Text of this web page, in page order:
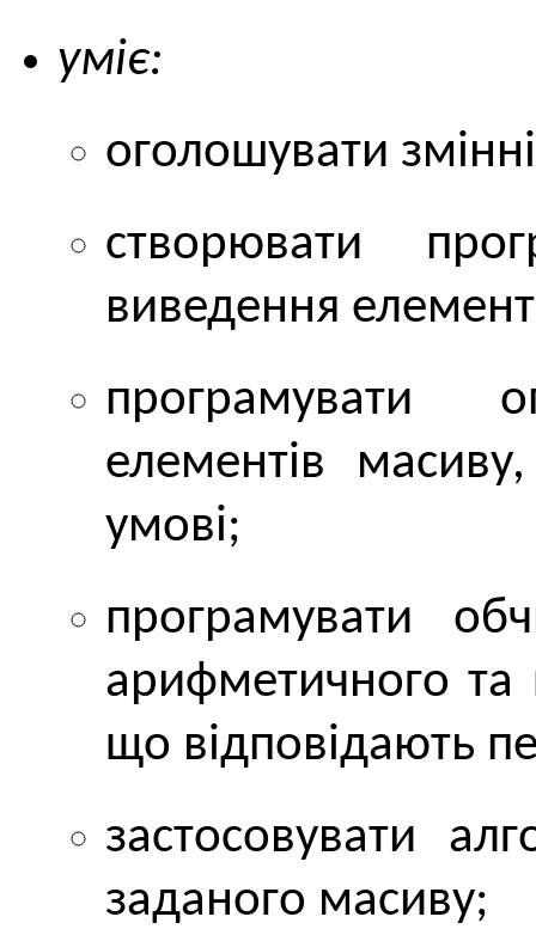
уміє:
оголошувати
створювати
виведення
програмувати
елементів
умові;
програмувати
арифметичного та
що відповідають
застосовувати
заданого масиву;